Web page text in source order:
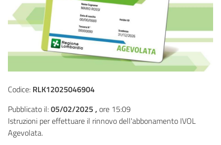
Codice: RLK12025046904
Pubblicato il:05/02/2025 , ore 15:09
Istruzioni per effettuare il rinnovo dell'abbonamento IVOL
Agevolata.